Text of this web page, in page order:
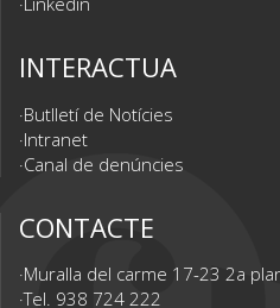
INTERACTUA
Butlletí de Notícies
Intranet
Canal de denúncies
CONTACTE
Muralla del carme 17-23 2a
Tel. 938 724 222